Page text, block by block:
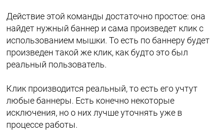
Действие этой команды достаточно простое: она
найдет нужный баннер и сама произведет клик с
использованием мышки. То есть по баннеру будет
произведен такой же клик, как будто это был
реальный пользователь.
Клик производится реальный, то есть его учтут
любые баннеры. Есть конечно некоторые
исключения, но о них лучше уточнять уже в
процессе работы.